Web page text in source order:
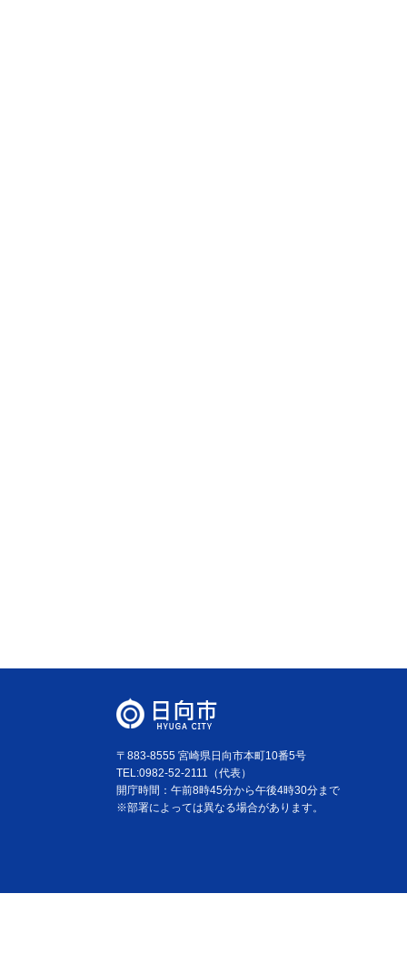
〒883-8555 宮崎県日向市本町10番5号
TEL:0982-52-2111（代表）
開庁時間：午前8時45分から午後4時30分まで
※部署によっては異なる場合があります。